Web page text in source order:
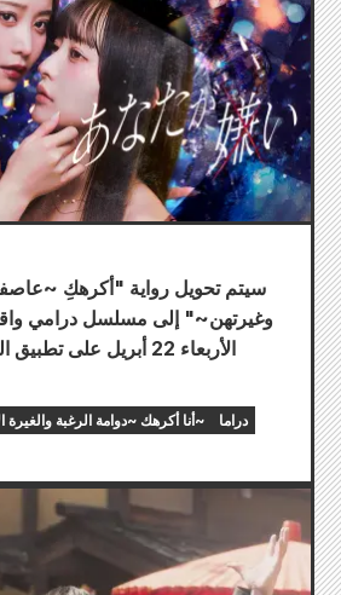
سيتم تحويل رواية "أكرهكِ
وغيرتهن~" إلى مسلسل درامي
الأربعاء 22 أبريل على
أنا أكرهك ~دوامة الرغبة والغيرة الأنثوية~
دراما